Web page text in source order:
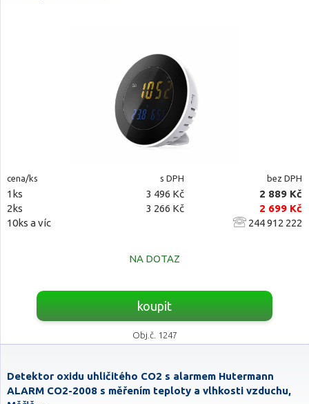
cena/ks s DPH bez DPH
1ks 3 496 Kč
2 889 Kč
2ks
3 266 Kč
2 699 Kč
10ks a víc
244 912 222
NA DOTAZ
koupit
Obj.č. 1247
Detektor oxidu uhličitého CO2 s alarmem Hutermann
ALARM CO2-2008 s měřením teploty a vlhkosti vzduchu,